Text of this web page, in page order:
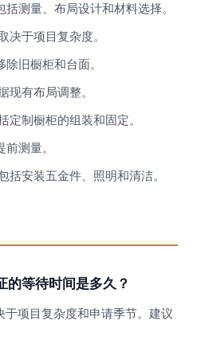
括测量、布局设计和材料选择。
决于项目复杂度。
除旧橱柜和台面。
现有布局调整。
定制橱柜的组装和固定。
前测量。
括安装五金件、照明和清洁。
的等待时间是多久？
项目复杂度和申请季节。建议